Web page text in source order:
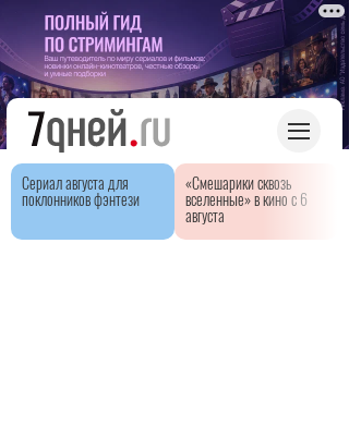
Сериал августа для
поклонников фэнтези
«Смешарики сквозь
вселенные» в кино с 6
августа